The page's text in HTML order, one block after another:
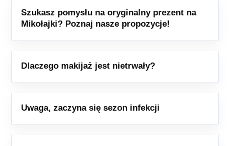
Szukasz pomysłu na oryginalny prezent na
Mikołajki? Poznaj nasze propozycje!
Dlaczego makijaż jest nietrwały?
Uwaga, zaczyna się sezon infekcji